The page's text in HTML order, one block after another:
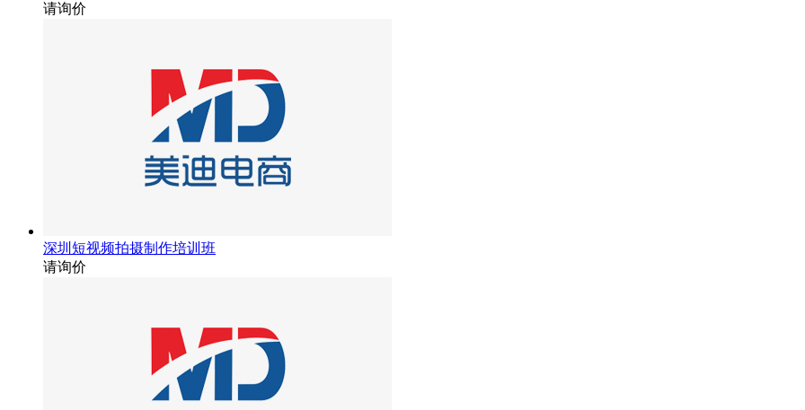
请询价
深圳短视频拍摄制作培训班
请询价